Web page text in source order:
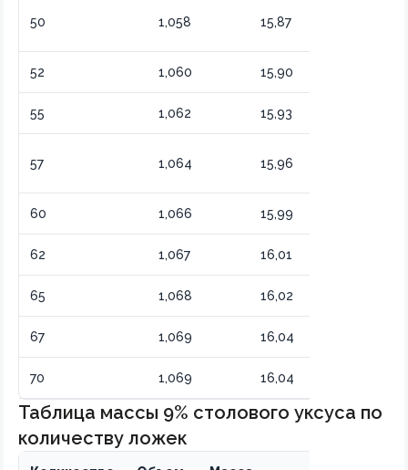
50 1,058 15,87
52 1,060 15,90
55 1,062 15,93
57 1,064 15,96
60 1,066 15,99
62 1,067 16,01
65 1,068 16,02
67 1,069 16,04
70 1,069 16,04
Таблица массы 9% столового уксуса по
количеству ложек